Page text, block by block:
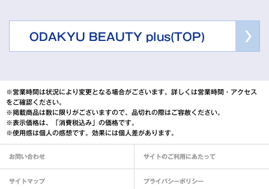
ODAKYU BEAUTY plus(TOP)
※営業時間は状況により変更となる場合がございます。詳しくは営業時間・アクセス
をご確認ください。
※掲載商品は数に限りがございますので、品切れの際はご容赦ください。
※表示価格は、「消費税込み」の価格です。
※使用感は個人の感想です。効果には個人差があります。
お問い合わせ サイトのご利用にあたって
サイトマップ プライバシーポリシー